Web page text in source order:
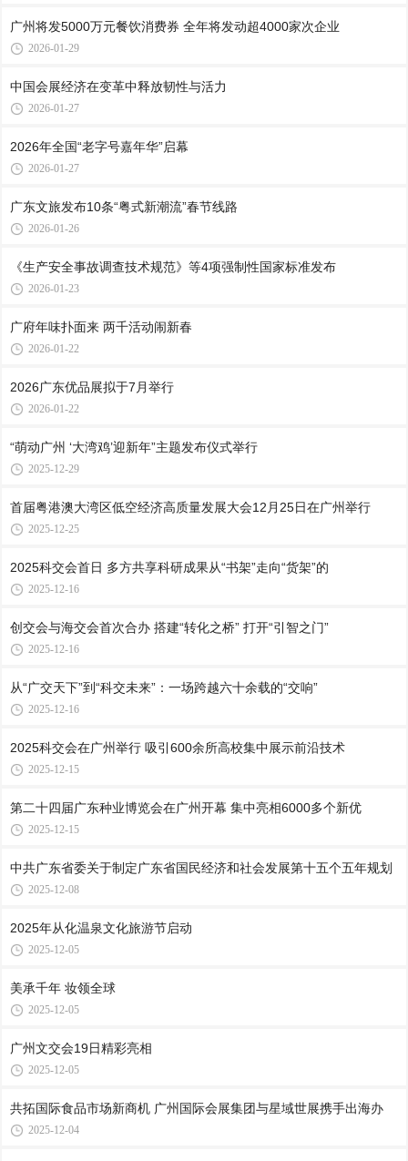
广州将发5000万元餐饮消费券 全年将发动超4000家次企业
2026-01-29
中国会展经济在变革中释放韧性与活力
2026-01-27
2026年全国“老字号嘉年华”启幕
2026-01-27
广东文旅发布10条“粤式新潮流”春节线路
2026-01-26
《生产安全事故调查技术规范》等4项强制性国家标准发布
2026-01-23
广府年味扑面来 两千活动闹新春
2026-01-22
2026广东优品展拟于7月举行
2026-01-22
“萌动广州 ‘大湾鸡’迎新年”主题发布仪式举行
2025-12-29
首届粤港澳大湾区低空经济高质量发展大会12月25日在广州举行
2025-12-25
2025科交会首日 多方共享科研成果从“书架”走向“货架”的
2025-12-16
创交会与海交会首次合办 搭建“转化之桥” 打开“引智之门”
2025-12-16
从“广交天下”到“科交未来”：一场跨越六十余载的“交响”
2025-12-16
2025科交会在广州举行 吸引600余所高校集中展示前沿技术
2025-12-15
第二十四届广东种业博览会在广州开幕 集中亮相6000多个新优
2025-12-15
中共广东省委关于制定广东省国民经济和社会发展第十五个五年规划
2025-12-08
2025年从化温泉文化旅游节启动
2025-12-05
美承千年 妆领全球
2025-12-05
广州文交会19日精彩亮相
2025-12-05
共拓国际食品市场新商机 广州国际会展集团与星域世展携手出海办
2025-12-04